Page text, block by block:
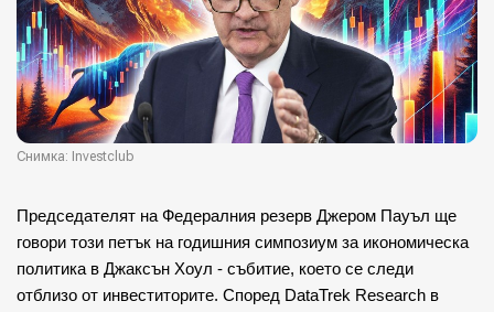
Снимка: Investclub
Председателят на Федералния резерв Джером Пауъл ще
говори този петък на годишния симпозиум за икономическа
политика в Джаксън Хоул - събитие, което се следи
отблизо от инвеститорите. Според DataTrek Research в